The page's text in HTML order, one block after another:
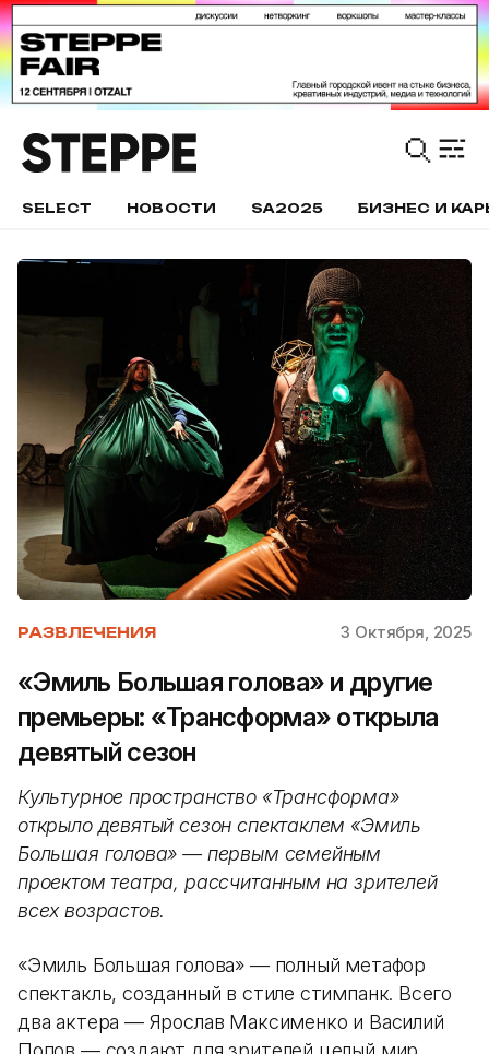
SELECT НОВОСТИ SA2025 БИЗНЕС И
РАЗВЛЕЧЕНИЯ 3 Октября, 2025
«Эмиль Большая голова» и другие
премьеры: «Трансформа» открыла
девятый сезон
Культурное пространство «Трансформа»
открыло девятый сезон спектаклем «Эмиль
Большая голова» — первым семейным
проектом театра, рассчитанным на зрителей
всех возрастов.
«Эмиль Большая голова» — полный метафор
спектакль, созданный в стиле стимпанк. Всего
два актера — Ярослав Максименко и Василий